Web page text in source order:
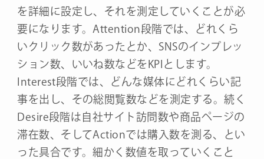
を詳細に設定し、それを測定していくことが必
要になります。Attention段階では、どれくら
いクリック数があったとか、SNSのインプレッ
ション数、いいね数などをKPIとします。
Interest段階では、どんな媒体にどれくらい記
事を出し、その総閲覧数などを測定する。続く
Desire段階は自社サイト訪問数や商品ページの
滞在数、そしてActionでは購入数を測る、とい
った具合です。細かく数値を取っていくこと